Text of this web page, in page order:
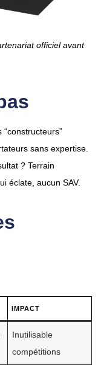
officiel avant
sans expertise.
? Terrain
éclate, aucun SAV.
IMPACT
Inutilisable
compétitions